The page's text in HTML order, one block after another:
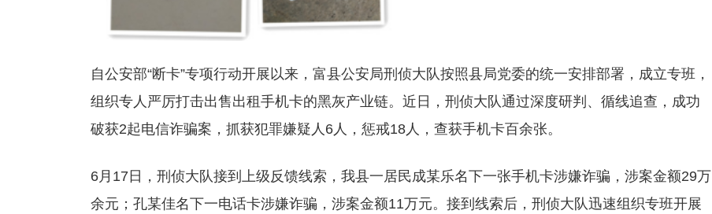
自公安部“断卡”专项行动开展以来，富县公安局刑侦大队按照县局党委的统一安排部署，成立专班，
组织专人严厉打击出售出租手机卡的黑灰产业链。近日，刑侦大队通过深度研判、循线追查，成功
破获2起电信诈骗案，抓获犯罪嫌疑人6人，惩戒18人，查获手机卡百余张。
6月17日，刑侦大队接到上级反馈线索，我县一居民成某乐名下一张手机卡涉嫌诈骗，涉案金额29万
余元；孔某佳名下一电话卡涉嫌诈骗，涉案金额11万元。接到线索后，刑侦大队迅速组织专班开展